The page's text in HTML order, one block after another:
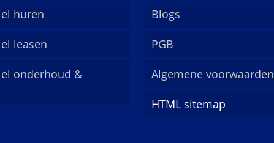
huren
leasen
onderhoud &
Blogs
PGB
Algemene voorwaarden
HTML sitemap